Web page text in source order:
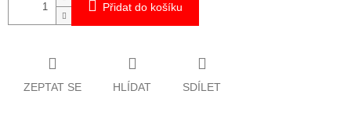
Přidat do košíku
ZEPTAT SE HLÍDAT SDÍLET